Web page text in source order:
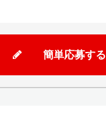
簡単応募する